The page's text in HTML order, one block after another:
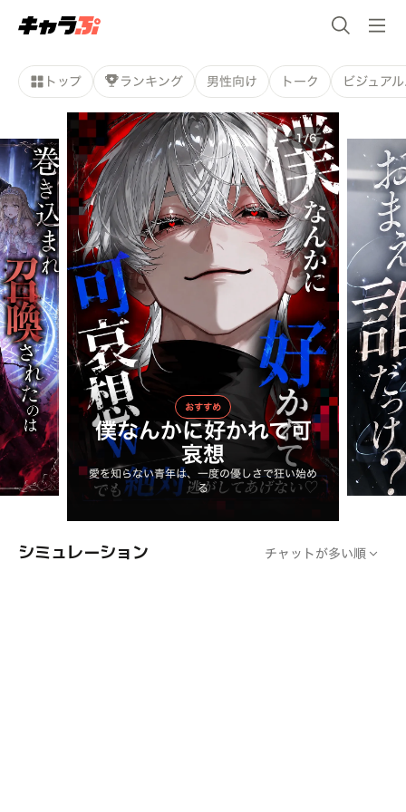
トップ ランキング 男性向け トーク ビジュア
1/6
おすすめ
僕なんかに好かれて可
哀想
愛を知らない青年は、一度の優しさで狂い始め
る
シミュレーション チャットが多い順